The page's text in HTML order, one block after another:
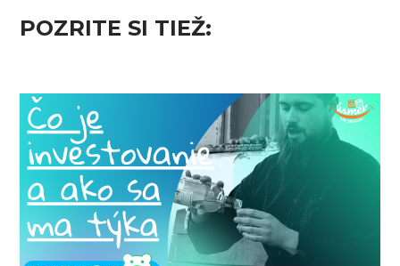
POZRITE SI TIEŽ: